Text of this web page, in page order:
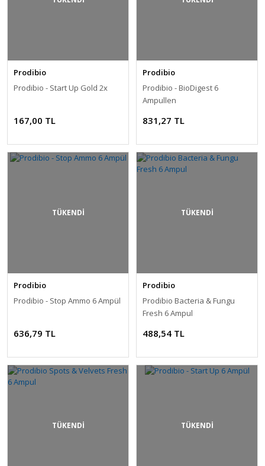
Prodibio
Prodibio - Start Up Gold 2x
167,00 TL
Prodibio
Prodibio - BioDigest 6
Ampullen
831,27 TL
TÜKENDİ
Prodibio
Prodibio - Stop Ammo 6 Ampül
636,79 TL
TÜKENDİ
Prodibio
Prodibio Bacteria & Fungu
Fresh 6 Ampul
488,54 TL
TÜKENDİ TÜKENDİ